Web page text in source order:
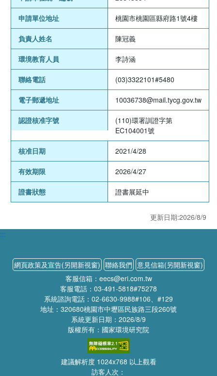
申請單位地址 桃園市桃園區縣府路1號4樓
負責人姓名 陳冠義
環境教育人員 李詩涵
聯絡電話 (03)3322101#5480
電子郵遞地址 10036738@mail.tycg.gov.tw
認證核准字號
(110)環署訓證字第
EC104001號
核准日期 2021/4/28
有效期限 2026/4/27
證書狀態 證書展延中
更新日期:2026/8/9
:::
網頁政策及宣告(另開新視窗) 聯絡我們 意見信箱(另開新視窗)
客服信箱：eecs@eri.com.tw
客服電話：03-491-5818#75278
系統諮詢電話：02-6630-9988#106、#129
地址：320680桃園市中壢區民族路三段260號
系統更新日期：2026/8/9
版權所有：國家環境研究院
建議解析度 1024x768 以上觀看
訪客人次：